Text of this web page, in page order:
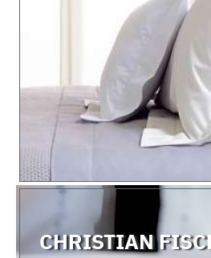
CHRISTIAN